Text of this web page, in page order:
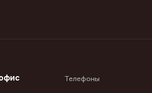
Телефоны